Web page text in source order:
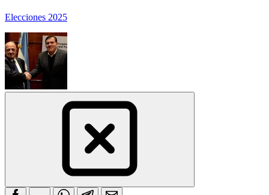
Elecciones 2025